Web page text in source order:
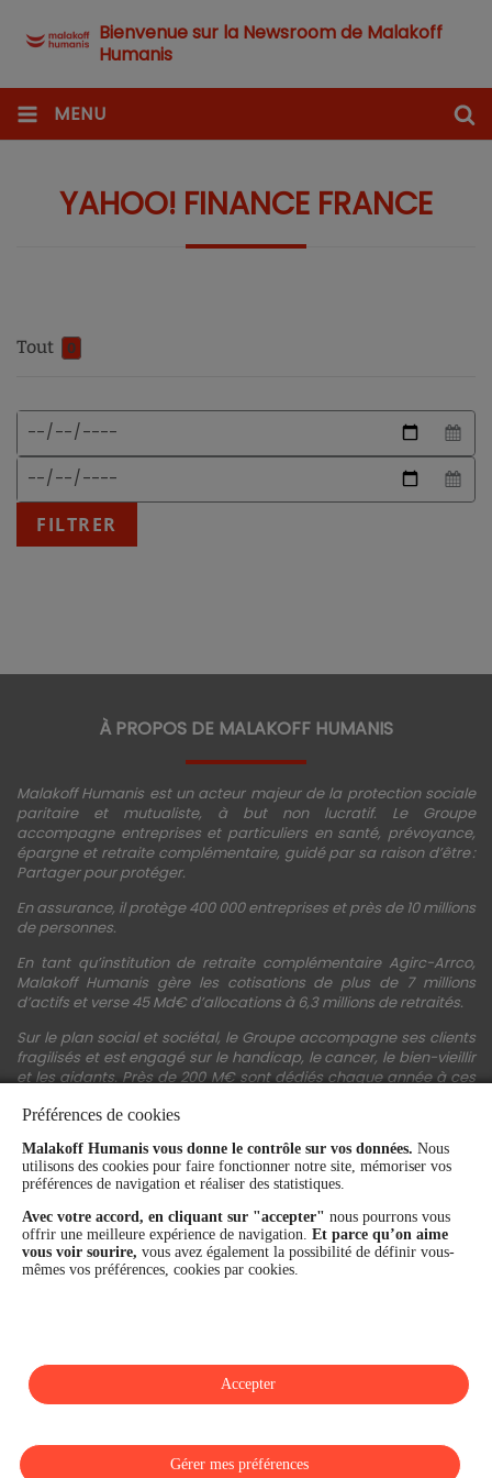
Bienvenue sur la Newsroom de Malakoff
Humanis
MENU
YAHOO! FINANCE FRANCE
Tout 0
Date
début
Date
Format
date
attendu
:
JJ/MM/AAAA
FILTRER
À PROPOS DE MALAKOFF HUMANIS
Malakoff Humanis est un acteur majeur de la protection sociale
paritaire et mutualiste, à but non lucratif. Le Groupe
accompagne entreprises et particuliers en santé, prévoyance,
épargne et retraite complémentaire, guidé par sa raison d’être :
Partager pour protéger.
En assurance, il protège 400 000 entreprises et près de 10 millions
de personnes.
En tant qu’institution de retraite complémentaire Agirc-Arrco,
Malakoff Humanis gère les cotisations de plus de 7 millions
d’actifs et verse 45 Md€ d’allocations à 6,3 millions de retraités.
Sur le plan social et sociétal, le Groupe accompagne ses clients
fragilisés et est engagé sur le handicap, le cancer, le bien-vieillir
et les aidants. Près de 200 M€ sont dédiés chaque année à ces
financière et la performance du Groupe sont confirmées par une
notation A+ attribuée depuis 4 ans par S&P Global Ratings et
Fitch Ratings. Sur les plans extra-financiers, Malakoff Humanis
figure parmi les 2% des entreprises les mieux notées au monde
en matière de critères RSE (Ecovadis, niveau Gold - 81/100 en
2026). Enfin, Malakoff Humanis est certifié Top Employer France
par le Top Employers Institute depuis 3 ans.
Préférences de cookies
Malakoff Humanis vous donne le contrôle sur vos données. Nous
utilisons des cookies pour faire fonctionner notre site, mémoriser vos
préférences de navigation et réaliser des statistiques.
Avec votre accord, en cliquant sur "accepter" nous pourrons vous
offrir une meilleure expérience de navigation. Et parce qu’on aime
vous voir sourire, vous avez également la possibilité de définir vous-
mêmes vos préférences, cookies par cookies.
Gérer mes préférences
Accepter